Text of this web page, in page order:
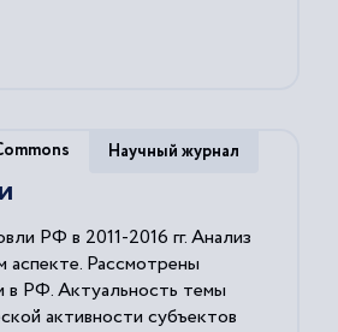
РФ в 2011-2016 гг. Анализ
аспекте. Рассмотрены
в РФ. Актуальность темы
активности субъектов
Научный журнал